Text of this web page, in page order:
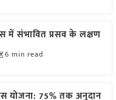
में संभावित प्रसव के लक्षण
6 min read
योजना: 75% तक अनुदान